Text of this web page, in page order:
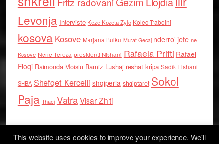
Levonja Interviste Keze Kozeta Zylo Kolec Traboini
kosova Kosove Marjana Bulku Murat Gecaj nderroi jete ne
Kosove Nene Tereza presidenti Nishani Rafaela Prifti Rafael
Floqi Raimonda Moisiu Ramiz Lushaj reshat kripa Sadik Elshani
SHBA Shefqet Kercelli shqiperia shqiptaret Sokol
Paja Thaci VatraVisar Zhiti
This website uses cookies to improve your experience. We'll